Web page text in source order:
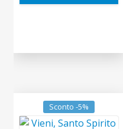
Sconto -5%